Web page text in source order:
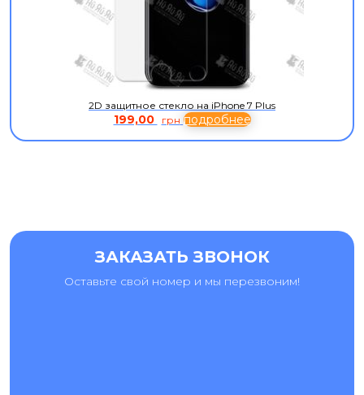
2D защитное стекло на iPhone 7 Plus
199,00 грн подробнее
ЗАКАЗАТЬ ЗВОНОК
Оставьте свой номер и мы перезвоним!